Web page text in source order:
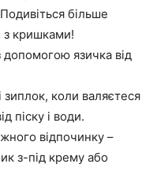
більше
з кришками!
допомогою язичка від
зиплок, коли валяєтеся
піску і води.
відпочинку –
з-під крему або